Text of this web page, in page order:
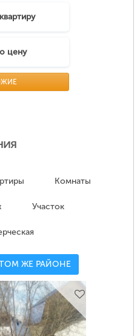
цену
Комнаты
Участок
ЖЕ РАЙОНЕ